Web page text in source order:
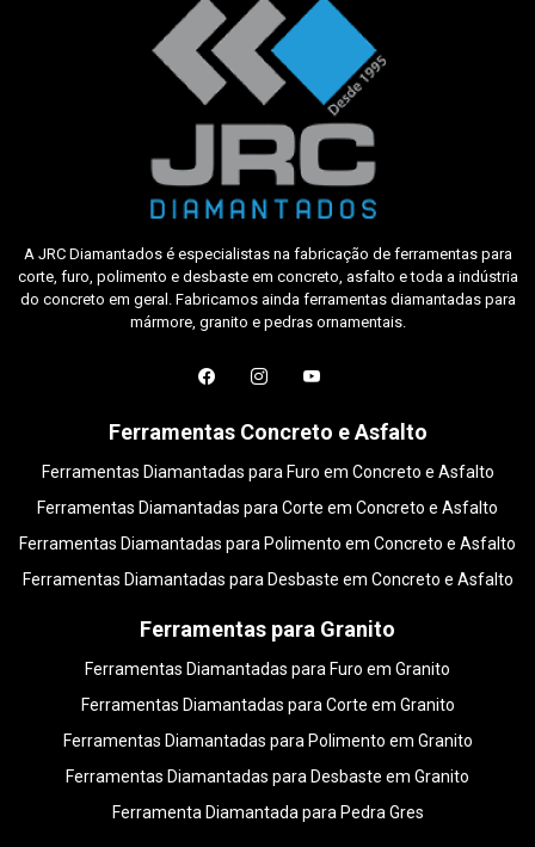
A JRC Diamantados é especialistas na fabricação de ferramentas para
corte, furo, polimento e desbaste em concreto, asfalto e toda a indústria
do concreto em geral. Fabricamos ainda ferramentas diamantadas para
mármore, granito e pedras ornamentais.
Ferramentas Concreto e Asfalto
Ferramentas Diamantadas para Furo em Concreto e Asfalto
Ferramentas Diamantadas para Corte em Concreto e Asfalto
Ferramentas Diamantadas para Polimento em Concreto e Asfalto
Ferramentas Diamantadas para Desbaste em Concreto e Asfalto
Ferramentas para Granito
Ferramentas Diamantadas para Furo em Granito
Ferramentas Diamantadas para Corte em Granito
Ferramentas Diamantadas para Polimento em Granito
Ferramentas Diamantadas para Desbaste em Granito
Ferramenta Diamantada para Pedra Gres